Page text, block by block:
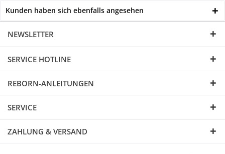
Kunden haben sich ebenfalls angesehen
NEWSLETTER
SERVICE HOTLINE
REBORN-ANLEITUNGEN
SERVICE
ZAHLUNG & VERSAND